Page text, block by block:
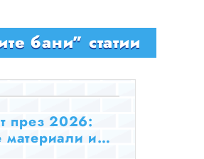
бани” статии
през 2026:
материали и